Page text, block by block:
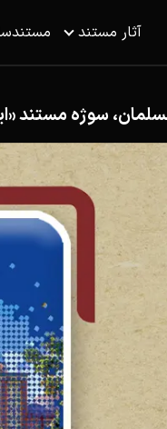
آثار مستند
سوژه مستند